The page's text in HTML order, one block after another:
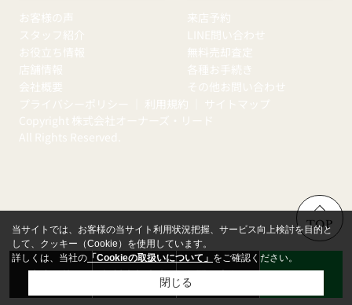
お客様の声
スタッフ紹介
お役立ち情報
店舗情報
会社概要
来店予約
LINE問い合わせ
無料売却査定
各種お手続き
その他お問い合わせ
プライバシーポリシー
利用規約
サイトマップ
Copyright 株式会社オーナーズ・リード
All Rights Reserved.
来店予約 無料売却査定 お問い合わせ LINE
TOP
当サイトでは、お客様の当サイト利用状況把握、サービス向上検討を目的と
して、クッキー（Cookie）を使用しています。
詳しくは、当社の 「Cookieの取扱いについて」 をご確認ください。
閉じる